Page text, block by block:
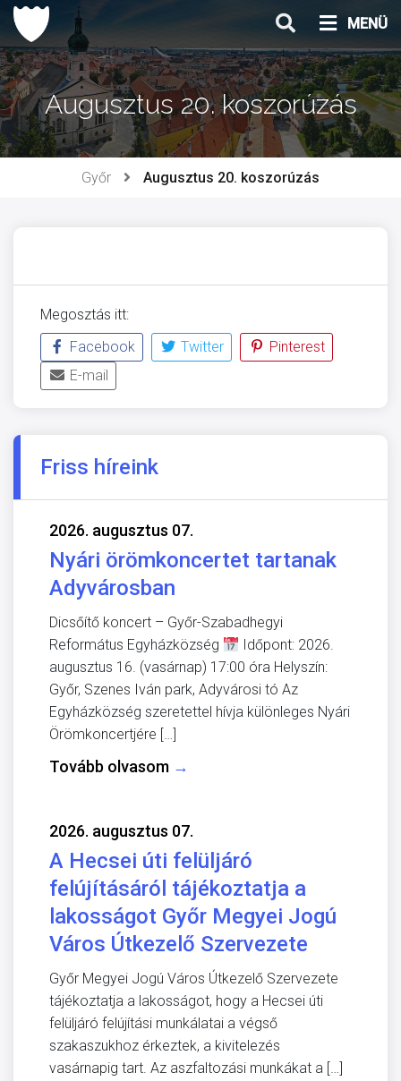
Ugrás
tartalomhoz
MENÜ
Augusztus 20. koszorúzás
Győr Augusztus 20. koszorúzás
Megosztás itt:
Facebook
Twitter
Pinterest
E-mail
Friss híreink
2026. augusztus 07.
Nyári örömkoncertet tartanak
Adyvárosban
Dicsőítő koncert – Győr-Szabadhegyi
Református Egyházközség
Időpont: 2026.
augusztus 16. (vasárnap) 17:00 óra Helyszín:
Győr, Szenes Iván park, Adyvárosi tó Az
Egyházközség szeretettel hívja különleges Nyári
Örömkoncertjére […]
Tovább olvasom →
2026. augusztus 07.
A Hecsei úti felüljáró
felújításáról tájékoztatja a
lakosságot Győr Megyei Jogú
Város Útkezelő Szervezete
Győr Megyei Jogú Város Útkezelő Szervezete
tájékoztatja a lakosságot, hogy a Hecsei úti
felüljáró felújítási munkálatai a végső
szakaszukhoz érkeztek, a kivitelezés
vasárnapig tart. Az aszfaltozási munkákat a […]